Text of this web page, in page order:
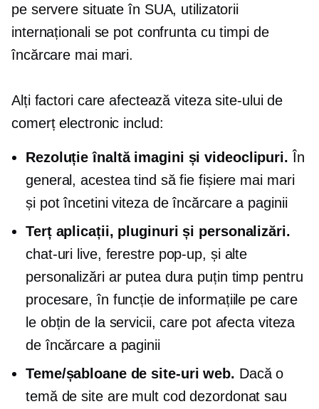
pe servere situate în SUA, utilizatorii
internaționali se pot confrunta cu timpi de
încărcare mai mari.
Alți factori care afectează viteza site-ului de
comerț electronic includ:
Rezoluție înaltăimagini și videoclipuri. În
general, acestea tind să fie fișiere mai mari
și pot încetini viteza de încărcare a paginii
Terțaplicații, pluginuri și personalizări.
chat-uri live, ferestre pop-up, și alte
personalizări ar putea dura puțin timp pentru
procesare, în funcție de informațiile pe care
le obțin de la servicii, care pot afecta viteza
de încărcare a paginii
Teme/șabloane de site-uri web. Dacă o
temă de site are mult cod dezordonat sau